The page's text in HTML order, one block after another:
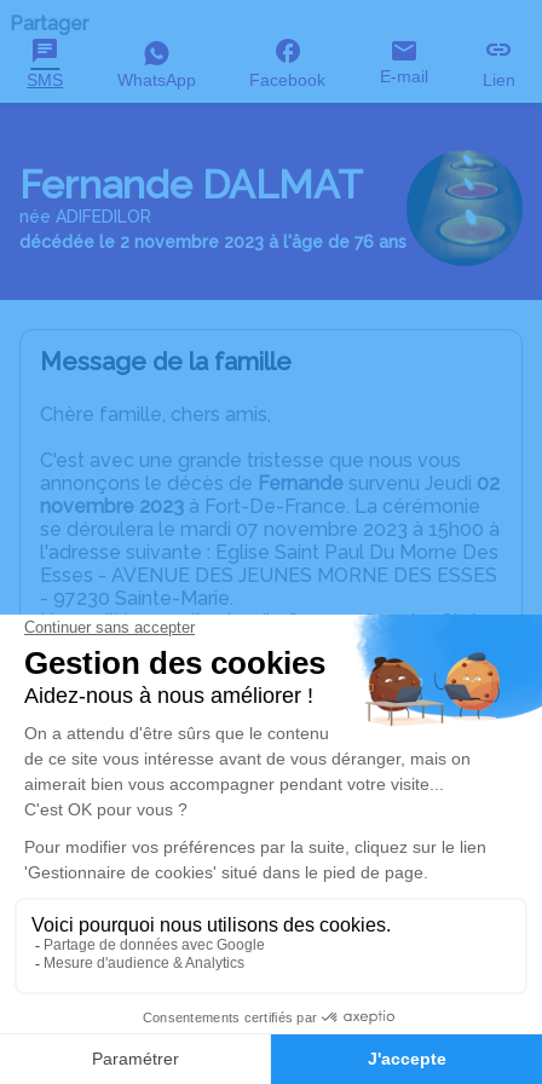
Faire-part Hommages
Partager
SMS WhatsApp Facebook E-mail Lien
Fernande DALMAT
née ADIFEDILOR
décédée le 2 novembre 2023 à l'âge de 76 ans
Message de la famille
Chère famille, chers amis,
C'est avec une grande tristesse que nous vous
annonçons le décès de Fernande survenu Jeudi 02
novembre 2023 à Fort-De-France. La cérémonie
se déroulera le mardi 07 novembre 2023 à 15h00 à
l'adresse suivante : Eglise Saint Paul Du Morne Des
Esses - AVENUE DES JEUNES MORNE DES ESSES
- 97230 Sainte-Marie.
Une veillée aura lieu lundi 06 novembre de 18h à
21h au salon de recueillement de Sainte-Marie.
Un service de plantation d’arbre hommage est
Je rends hommage
Cérémonie religieuse
mardi 07 novembre 2023 à 15h00
Sainte-Marie
AVENUE DES JEUNES MORNE DES ESSES
Je rends hommage